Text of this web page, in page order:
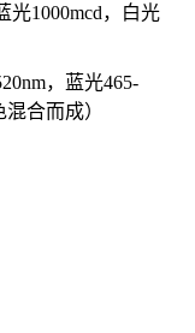
光1000mcd，白光
，蓝光465-
合而成）